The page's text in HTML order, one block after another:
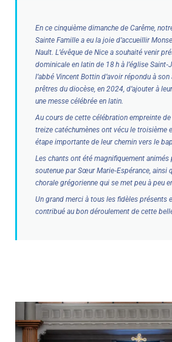
En ce cinquième dimanche de Carême,
Sainte Famille a eu la joie d’accueillir
Nault. L’évêque de Nice a souhaité venir
dominicale en latin de 18 h à l’église
l’abbé Vincent Bottin d’avoir répondu à
prêtres du diocèse, en 2024, d’ajouter à
une messe célébrée en latin.
Au cours de cette célébration empreinte
treize catéchumènes ont vécu le troisième
étape importante de leur chemin vers le
Les chants ont été magnifiquement animés
soutenue par Sœur Marie‑Espérance, ainsi
chorale grégorienne qui se met peu à peu
Un grand merci à tous les fidèles présents
contribué au bon déroulement de cette